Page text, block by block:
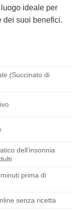
ideale per
dei suoi benefici.
(Succinato di
dell’insonnia
prima di
senza ricetta